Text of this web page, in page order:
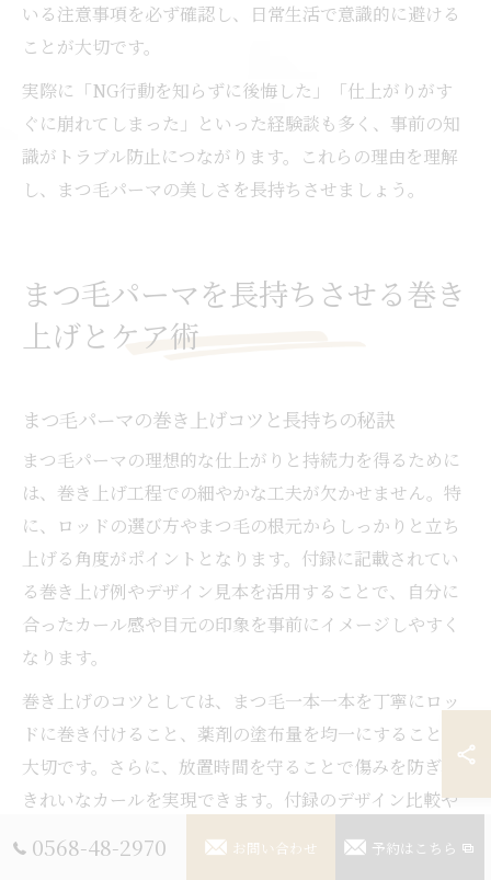
いる注意事項を必ず確認し、日常生活で意識的に避ける
ことが大切です。
実際に「NG行動を知らずに後悔した」「仕上がりがす
ぐに崩れてしまった」といった経験談も多く、事前の知
識がトラブル防止につながります。これらの理由を理解
し、まつ毛パーマの美しさを長持ちさせましょう。
まつ毛パーマを長持ちさせる巻き
上げとケア術
まつ毛パーマの巻き上げコツと長持ちの秘訣
まつ毛パーマの理想的な仕上がりと持続力を得るために
は、巻き上げ工程での細やかな工夫が欠かせません。特
に、ロッドの選び方やまつ毛の根元からしっかりと立ち
上げる角度がポイントとなります。付録に記載されてい
る巻き上げ例やデザイン見本を活用することで、自分に
合ったカール感や目元の印象を事前にイメージしやすく
なります。
巻き上げのコツとしては、まつ毛一本一本を丁寧にロッ
ドに巻き付けること、薬剤の塗布量を均一にすることが
大切です。さらに、放置時間を守ることで傷みを防ぎ、
きれいなカールを実現できます。付録のデザイン比較や
0568-48-2970 お問い合わせ 予約はこちら